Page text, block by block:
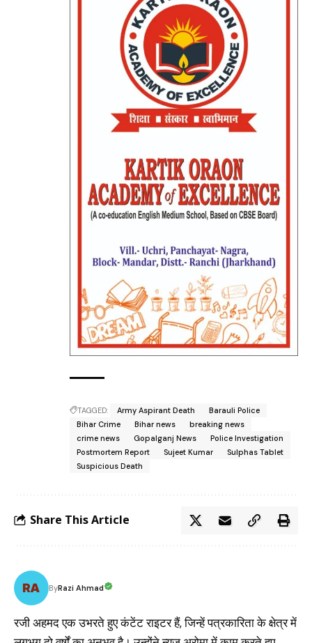
TAGGED: Army Aspirant Death
Barauli Police
Bihar Crime
Bihar news
breaking news
crime news
Gopalganj News
Police Investigation
Postmortem Report
Sujeet Kumar
Sulphas Tablet
Suspicious Death
Share This Article
ByRazi Ahmad
रजी अहमद एक उभरते हुए कंटेंट राइटर हैं, जिन्हें पत्रकारिता के क्षेत्र में